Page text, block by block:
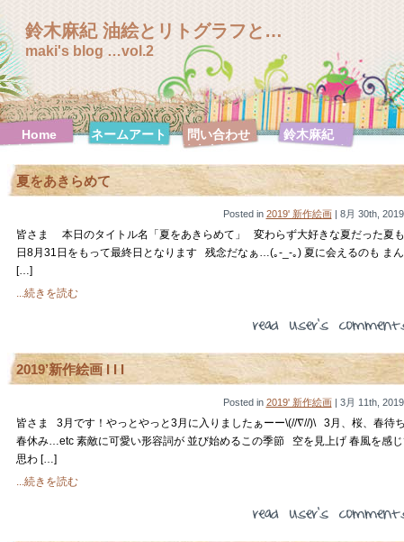
鈴木麻紀 油絵とリトグラフと…
maki's blog …vol.2
Home ネームアート 問い合わせ
鈴木麻紀
鈴木麻紀 絵
画特集
鈴木麻紀 絵
画特集【F0
号シリーズ】
鈴木麻紀 絵
画特集
【F100号シ
リーズ】
鈴木麻紀 絵
画特集【F10
号シリーズ】
鈴木麻紀 絵
画特集
【F120号シ
リーズ】
鈴木麻紀 絵
画特集【F20
号シリーズ】
画特集【SM
画特集【ハガ
ズ】
夏をあきらめて
Posted in 2019' 新作絵画| 8月 30th, 2019
皆さま 本日のタイトル名「夏をあきらめて」 変わらず大好きな夏だった夏
日8月31日をもって最終日となります 残念だなぁ…(｡-_-｡) 夏に会えるのも まん
[…]
...続きを読む
2019’新作絵画 I I I
Posted in 2019' 新作絵画| 3月 11th, 2019
皆さま 3月です！やっとやっと3月に入りましたぁーー\(//∇//)\ 3月、桜、春待ち
春休み…etc 素敵に可愛い形容詞が 並び始めるこの季節 空を見上げ 春風を感じ
思わ […]
...続きを読む